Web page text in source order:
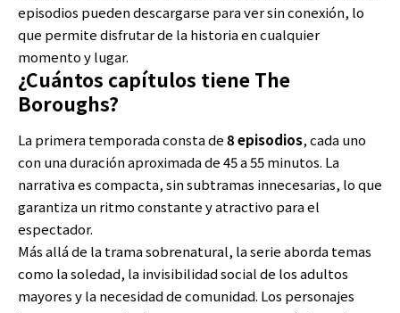
episodios pueden descargarse para ver sin conexión, lo
que permite disfrutar de la historia en cualquier
momento y lugar.
¿Cuántos capítulos tiene The
Boroughs?
La primera temporada consta de8 episodios, cada uno
con una duración aproximada de 45 a 55 minutos. La
narrativa es compacta, sin subtramas innecesarias, lo que
garantiza un ritmo constante y atractivo para el
espectador.
Más allá de la trama sobrenatural, la serie aborda temas
como la soledad, la invisibilidad social de los adultos
mayores y la necesidad de comunidad. Los personajes